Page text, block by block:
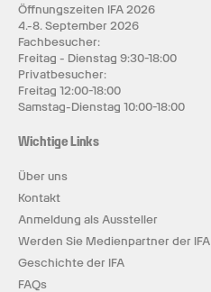
Öffnungszeiten IFA 2026
4.-8. September 2026
Fachbesucher:
Freitag - Dienstag 9:30-18:00
Privatbesucher:
Freitag 12:00-18:00
Samstag-Dienstag 10:00-18:00
Wichtige Links
Über uns
Kontakt
Anmeldung als Aussteller
Werden Sie Medienpartner der IFA
Geschichte der IFA
FAQs